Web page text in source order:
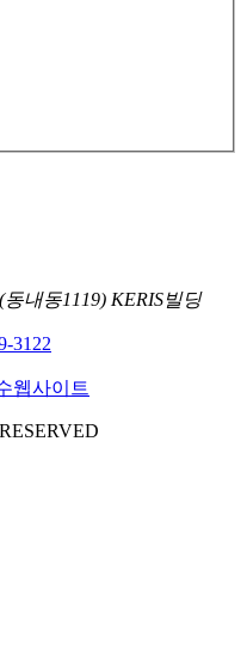
내동1119) KERIS빌딩
3122